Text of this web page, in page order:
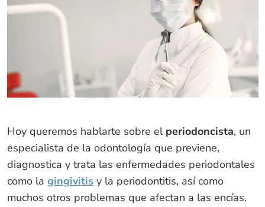
Hoy queremos hablarte sobre el periodoncista, un
especialista de la odontología que previene,
diagnostica y trata las enfermedades periodontales
como la gingivitis y la periodontitis, así como
muchos otros problemas que afectan a las encías.